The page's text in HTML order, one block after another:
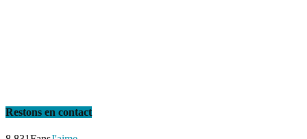
Restons en contact